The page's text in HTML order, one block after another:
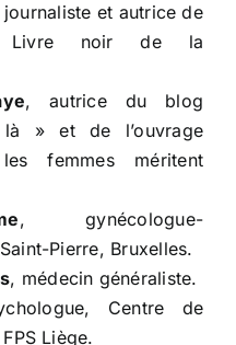
journaliste et autrice de
Livre noir de la
, autrice du blog
» et de l’ouvrage
femmes méritent
, gynécologue-
Pierre, Bruxelles.
, médecin généraliste.
Centre de
Liège.